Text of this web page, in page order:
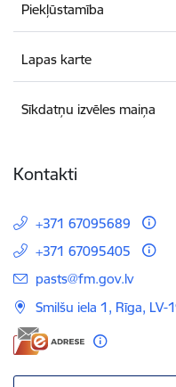
Piekļūstamība
Lapas karte
Sīkdatņu izvēles maiņa
Kontakti
+371 67095689
+371 67095405
E-pasts:
pasts@fm.gov.lv
Smilšu iela 1, Rīga, LV-